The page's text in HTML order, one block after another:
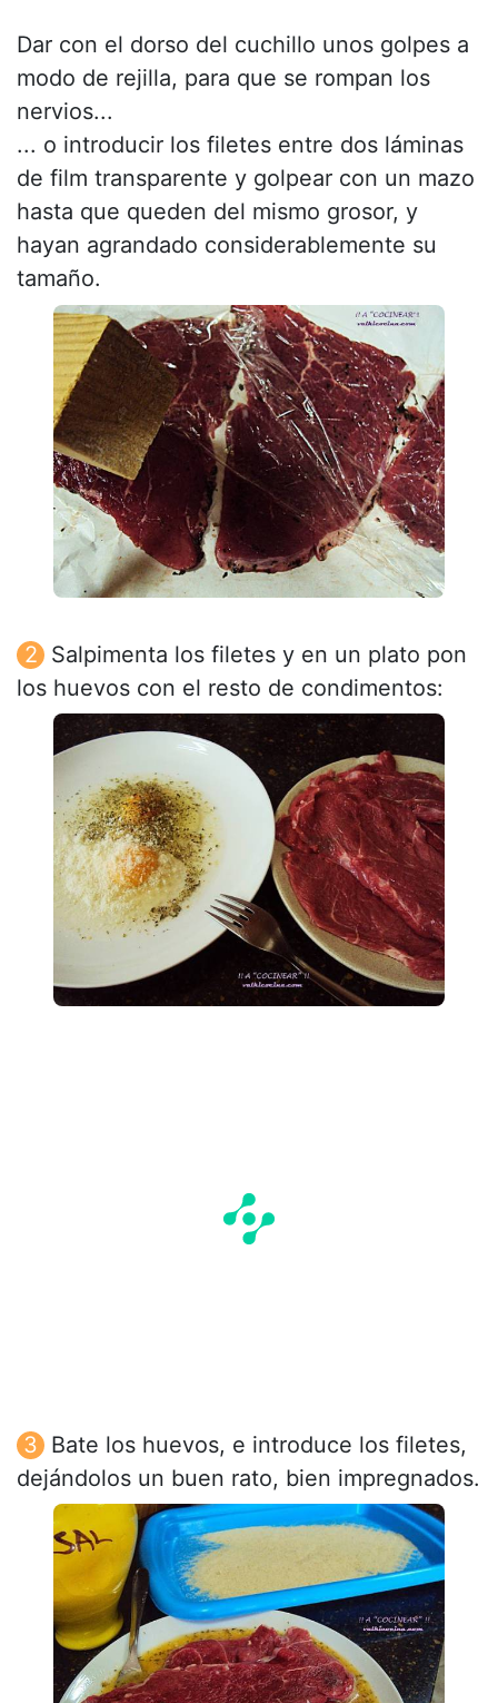
Dar con el dorso del cuchillo unos golpes a
modo de rejilla, para que se rompan los
nervios...
... o introducir los filetes entre dos láminas
de film transparente y golpear con un mazo
hasta que queden del mismo grosor, y
hayan agrandado considerablemente su
tamaño.
Salpimenta los filetes y en un plato pon
los huevos con el resto de condimentos:
Bate los huevos, e introduce los filetes,
dejándolos un buen rato, bien impregnados.